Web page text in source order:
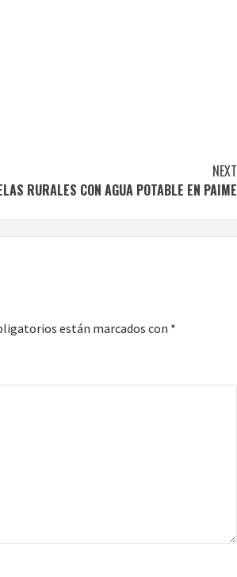
NEXT
RURALES CON AGUA POTABLE EN PAIME
están marcados con *